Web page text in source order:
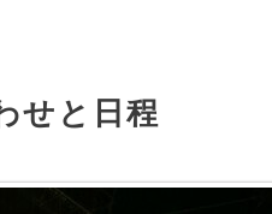
せと日程